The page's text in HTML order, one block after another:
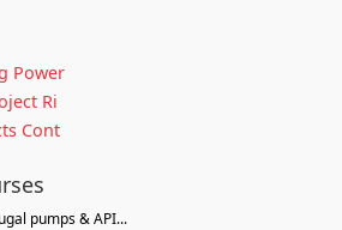
Power
Ri
Cont
pumps & API...